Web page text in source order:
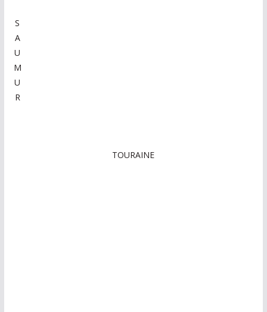
S
A
U
M
U
R
TOURAINE